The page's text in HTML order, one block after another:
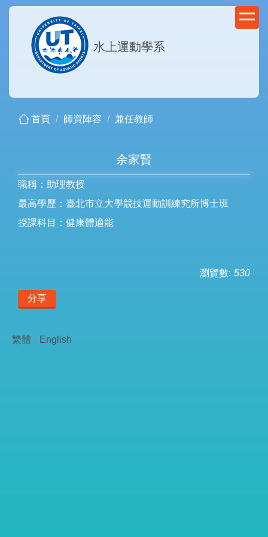
跳
區
水上運動學系
首頁 師資陣容 兼任教師
余家賢
職稱：助理教授
最高學歷：臺北市立大學競技運動訓練究所博士班
授課科目：健康體適能
瀏覽數: 530
分享
繁體 English